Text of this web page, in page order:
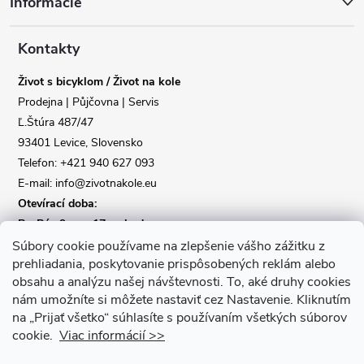
Súbory cookie používame na zlepšenie vášho zážitku z
prehliadania, poskytovanie prispôsobených reklám alebo
obsahu a analýzu našej návštevnosti. To, aké druhy cookies
nám umožníte si môžete nastaviť cez Nastavenie. Kliknutím
na „Prijať všetko“ súhlasíte s používaním všetkých súborov
cookie. Viac informácií >>
p
Kontakty
Život s bicyklom / Život na kole
Prodejna | Půjčovna | Servis
Ľ.Štúra 487/47
93401 Levice, Slovensko
Telefon: +421 940 627 093
E-mail: info@zivotnakole.eu
Otevírací doba:
Po-Pá : 9,oo - 17,oo hod
So : 9,oo - 12,oo | Ne : Zavřeno
Kontaktní formulář